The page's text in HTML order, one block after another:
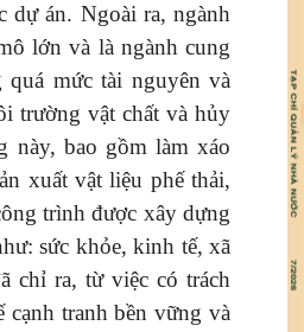
dự án. Ngoài ra, ngành
lớn và là ngành cung
mức tài nguyên và
trường vật chất và hủy
này, bao gồm làm xáo
xuất vật liệu phế thải,
trình được xây dựng
sức khỏe, kinh tế, xã
chỉ ra, từ việc có trách
tranh bền vững và